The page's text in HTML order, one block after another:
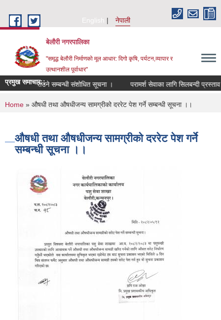
English
नेपाली
बेलौरी नगरपालिका
"समृद्ध बेलौरी निर्माणको मूल आधार: दिगो कृषि, पर्यटन,व्यापार र
उत्थानशील पूर्वाधार"
प्रमुख समाचार::
दर्ता गराउने सम्बन्धी संशोधित सूचना । परामर्श सेवाका लागि सिलबन्दी प्रस्ताव
You are here
Home » औषधी तथा औषधीजन्य सामग्रीको दररेट पेश गर्ने सम्बन्धी सूचना ।।
औषधी तथा औषधीजन्य सामग्रीको दररेट पेश गर्ने
सम्बन्धी सूचना ।।